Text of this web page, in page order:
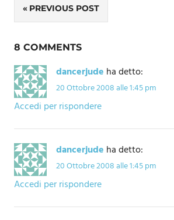
Navigazione
articoli
PREVIOUS POST
8 COMMENTS
dancerjude ha detto:
20 Ottobre 2008 alle 1:45 pm
Accedi per rispondere
dancerjude ha detto:
20 Ottobre 2008 alle 1:45 pm
Accedi per rispondere